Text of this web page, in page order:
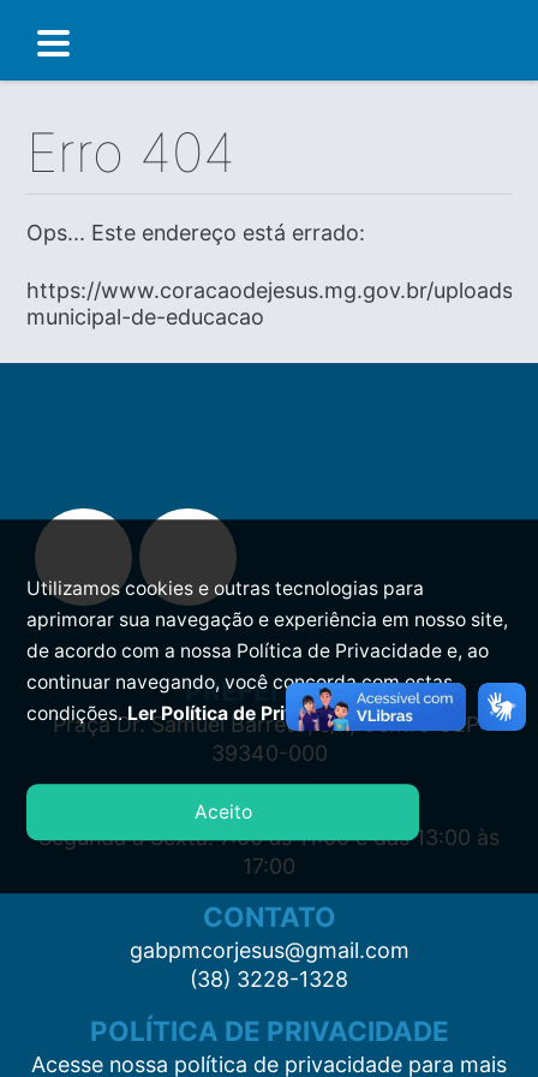
Erro 404
Ops... Este endereço está errado:
https://www.coracaodejesus.mg.gov.br/uploads/
municipal-de-educacao
PREFEITURA
Praça Dr. Samuel Barreto, s/n, Centro CEP:
39340-000
ATENDIMENTO
Segunda à Sexta: 7:00 às 11:00 e das 13:00 às
17:00
CONTATO
gabpmcorjesus@gmail.com
(38) 3228-1328
POLÍTICA DE PRIVACIDADE
Acesse nossa política de privacidade para mais
Utilizamos cookies e outras tecnologias para
aprimorar sua navegação e experiência em nosso site,
de acordo com a nossa Política de Privacidade e, ao
continuar navegando, você concorda com estas
condições.Ler Política de Privacidade.
Aceito